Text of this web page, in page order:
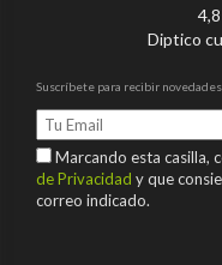
4,8
Diptico
Suscríbete para recibir
Marcando esta casilla,
de Privacidad y que
correo indicado.